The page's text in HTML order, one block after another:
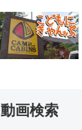
動画検索